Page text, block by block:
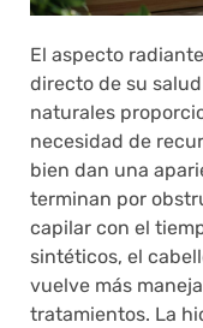
El aspecto
directo de su
naturales
necesidad de
bien dan una
terminan por
capilar con el
sintéticos, el
vuelve más
tratamientos. La